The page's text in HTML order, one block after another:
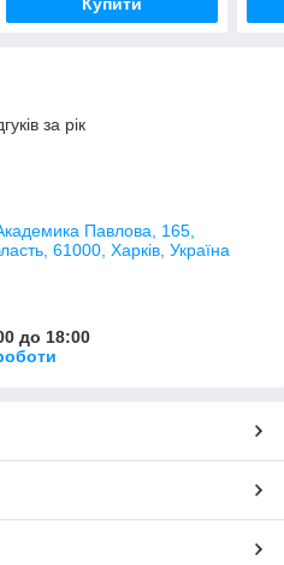
за рік
Павлова, 165,
61000, Харків, Україна
до 18:00